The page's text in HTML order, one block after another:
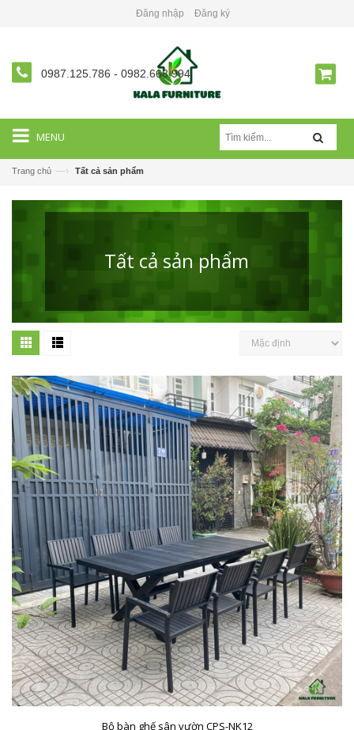
Đăng nhập Đăng ký
0987.125.786 - 0982.668.994
MENU
Trang chủ —› Tất cả sản phẩm
Tất cả sản phẩm
Bộ bàn ghế sân vườn CPS-NK12